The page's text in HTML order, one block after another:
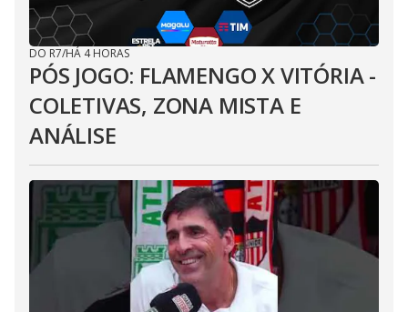
DO R7/HÁ 4 HORAS
PÓS JOGO: FLAMENGO X VITÓRIA -
COLETIVAS, ZONA MISTA E
ANÁLISE